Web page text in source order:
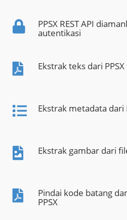
PPSX REST API
autentikasi
Ekstrak teks dari
Ekstrak metadata dari
Ekstrak gambar dari
Pindai kode batang
PPSX